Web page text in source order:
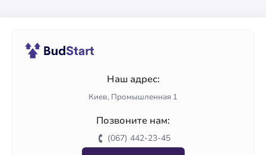
Наш адрес:
Киев, Промышленная 1
Позвоните нам:
(067) 442-23-45